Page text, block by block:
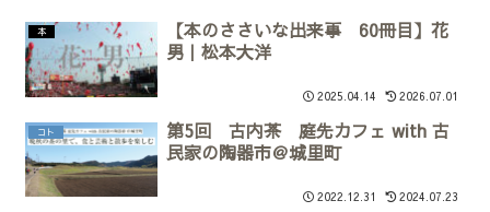
本
【本のささいな出来事 60冊目】花
男｜松本大洋
2025.04.14 2026.07.01
コト
第5回 古内茶 庭先カフェ with 古
民家の陶器市＠城里町
2022.12.31 2024.07.23